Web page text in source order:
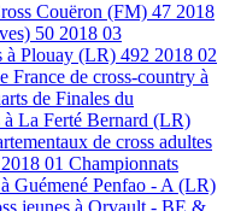
Couëron (FM) 47 2018
50 2018 03
à Plouay (LR) 492 2018 02
France de cross-country à
de Finales du
à La Ferté Bernard (LR)
de cross adultes
2018 01 Championnats
Guémené Penfao - A (LR)
jeunes à Orvault - BE &